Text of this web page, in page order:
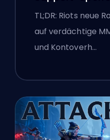
Boosting-
TL;DR: Riots neue
auf verdächtige
und Kontoverh…